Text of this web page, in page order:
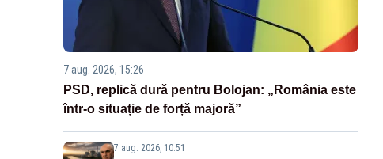
7 aug. 2026, 15:26
PSD, replică dură pentru Bolojan: „România este
într-o situație de forță majoră”
7 aug. 2026, 10:51